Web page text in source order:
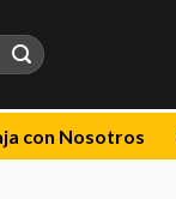
con Nosotros